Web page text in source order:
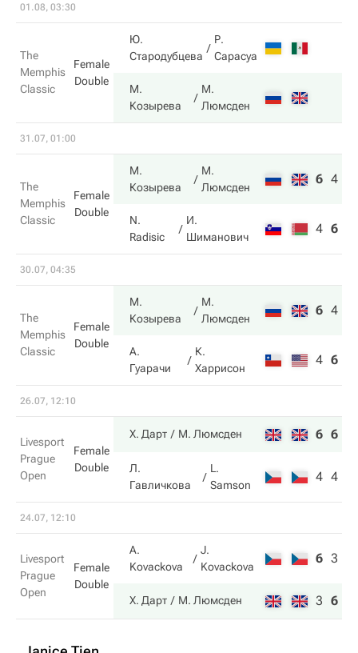
01.08, 03:30
The
Memphis
Classic
Female
Double
Ю.
Стародубцева
Р.
Сарасуа
М.
Козырева
М.
Люмсден
31.07, 01:00
The
Memphis
Classic
Female
Double
М.
Козырева
М.
Люмсден
6 4
N.
Radisic
И.
Шиманович
4 6
30.07, 04:35
The
Memphis
Classic
Female
Double
М.
Козырева
М.
Люмсден
6 4
А.
Гуарачи
К.
Харрисон
4 6
26.07, 12:10
Livesport
Prague
Open
Female
Double
Х. Дарт М. Люмсден 6 6
Л.
Гавличкова
L.
Samson
4 4
24.07, 12:10
Livesport
Prague
Open
Female
Double
A.
Kovackova
J.
Kovackova
6 3
Х. Дарт М. Люмсден 3 6